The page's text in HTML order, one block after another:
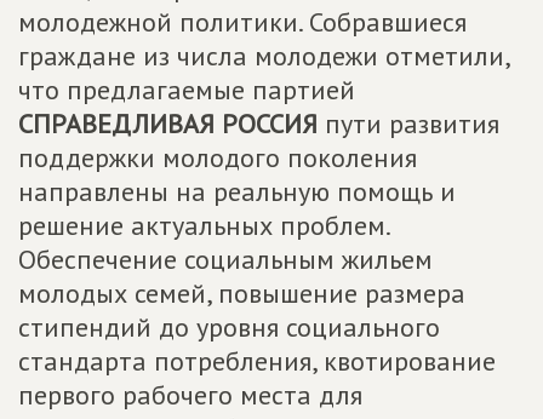
молодежной политики. Собравшиеся
граждане из числа молодежи отметили,
что предлагаемые партией
СПРАВЕДЛИВАЯ РОССИЯ пути развития
поддержки молодого поколения
направлены на реальную помощь и
решение актуальных проблем.
Обеспечение социальным жильем
молодых семей, повышение размера
стипендий до уровня социального
стандарта потребления, квотирование
первого рабочего места для